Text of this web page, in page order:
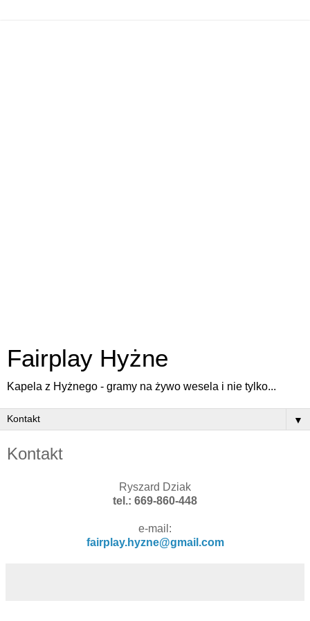
Fairplay Hyżne
Kapela z Hyżnego - gramy na żywo wesela i nie tylko...
▼
Kontakt
Ryszard Dziak
tel.: 669-860-448
e-mail:
fairplay.hyzne@gmail.com